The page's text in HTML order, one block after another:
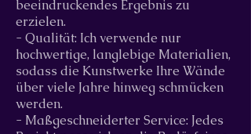
beeindruckendes Ergebnis zu
erzielen.
- Qualität: Ich verwende nur
hochwertige, langlebige Materialien,
sodass die Kunstwerke Ihre Wände
über viele Jahre hinweg schmücken
werden.
- Maßgeschneiderter Service: Jedes